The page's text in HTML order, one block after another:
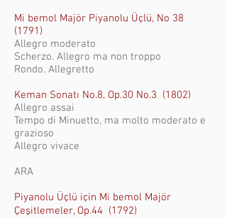
Mi bemol Majör Piyanolu Üçlü, No 38
(1791)
Allegro moderato
Scherzo. Allegro ma non troppo
Rondo. Allegretto
Keman Sonatı No.8, Op.30 No.3 (1802)
Allegro assai
Tempo di Minuetto, ma molto moderato e
grazioso
Allegro vivace
ARA
Piyanolu Üçlü için Mi bemol Majör
Çeşitlemeler, Op.44 (1792)